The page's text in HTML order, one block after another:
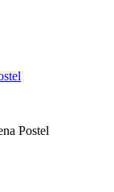
Postel